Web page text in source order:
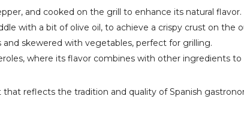
and cooked on the grill to enhance its natural flavor.
with a bit of olive oil, to achieve a crispy crust on the
and skewered with vegetables, perfect for grilling.
where its flavor combines with other ingredients to
that reflects the tradition and quality of Spanish